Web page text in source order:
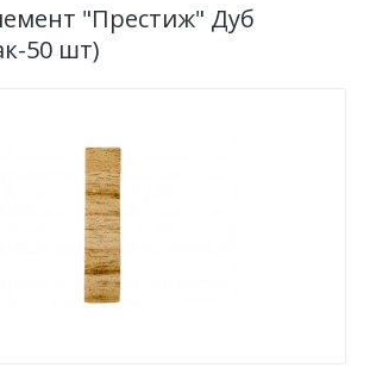
"Престиж" Дуб
50 шт)